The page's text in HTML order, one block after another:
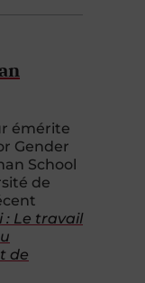
émérite
Gender
School
de
: Le travail
de